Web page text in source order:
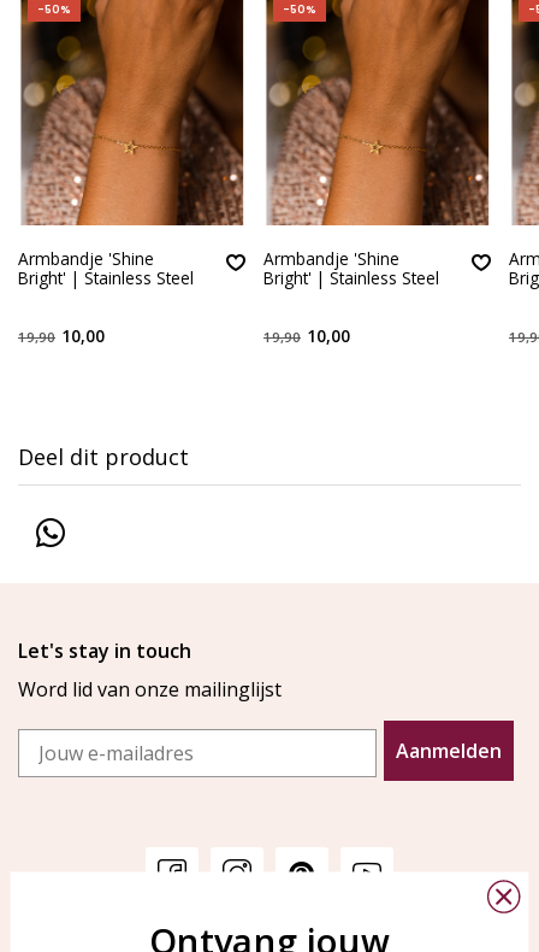
-50%
Armbandje 'Shine
Bright' | Stainless Steel
19,90 10,00
-50%
Armbandje 'Shine
Bright' | Stainless Steel
19,90 10,00
-
Deel dit product
Let's stay in touch
Word lid van onze mailinglijst
Email
Aanmelden
Ontvang jouw